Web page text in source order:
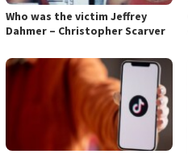
Who was the victim Jeffrey
Dahmer – Christopher Scarver